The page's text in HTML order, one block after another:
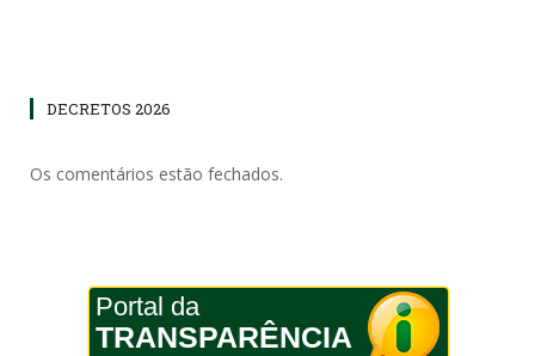
DECRETOS 2026
Os comentários estão fechados.
Portal da
TRANSPARÊNCIA